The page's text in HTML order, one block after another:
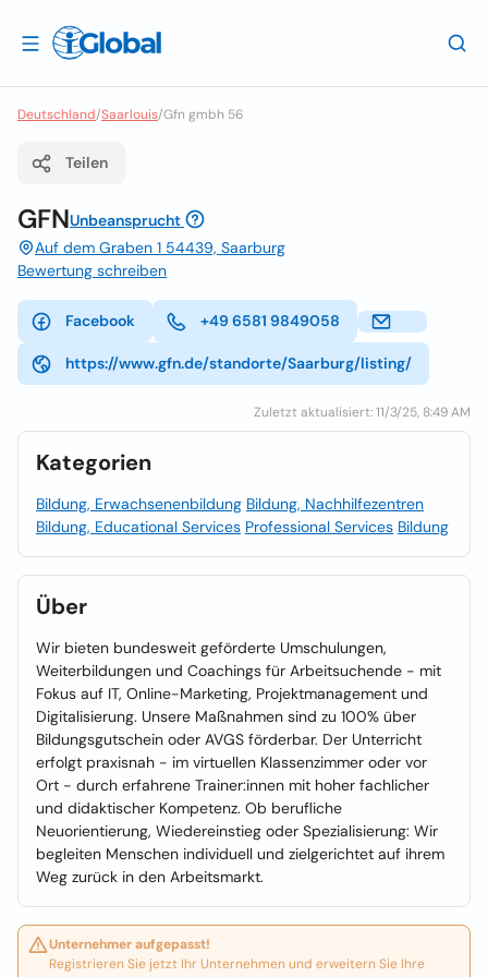
Deutschland/Saarlouis/Gfn gmbh 56
Teilen
GFNUnbeansprucht
Auf dem Graben 1 54439, Saarburg
Bewertung schreiben
Facebook +49 6581 9849058
https://www.gfn.de/standorte/Saarburg/listing/
Zuletzt aktualisiert: 11/3/25, 8:49 AM
Kategorien
Bildung, Erwachsenenbildung Bildung, Nachhilfezentren
Bildung, Educational Services Professional Services Bildung
Über
Wir bieten bundesweit geförderte Umschulungen,
Weiterbildungen und Coachings für Arbeitsuchende - mit
Fokus auf IT, Online-Marketing, Projektmanagement und
Digitalisierung. Unsere Maßnahmen sind zu 100% über
Bildungsgutschein oder AVGS förderbar. Der Unterricht
erfolgt praxisnah - im virtuellen Klassenzimmer oder vor
Ort - durch erfahrene Trainer:innen mit hoher fachlicher
und didaktischer Kompetenz. Ob berufliche
Neuorientierung, Wiedereinstieg oder Spezialisierung: Wir
begleiten Menschen individuell und zielgerichtet auf ihrem
Weg zurück in den Arbeitsmarkt.
Unternehmer aufgepasst!
Registrieren Sie jetzt Ihr Unternehmen und erweitern Sie Ihre